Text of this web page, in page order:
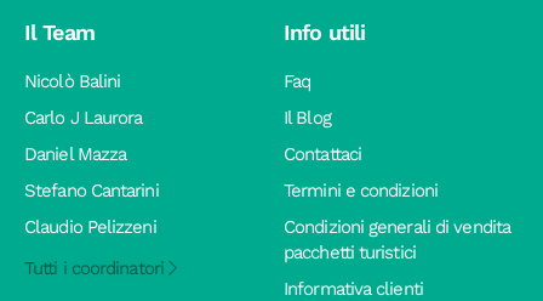
Il Team
Nicolò Balini
Carlo J Laurora
Daniel Mazza
Stefano Cantarini
Claudio Pelizzeni
Tutti i coordinatori
Info utili
Faq
Il Blog
Contattaci
Termini e condizioni
Condizioni generali di vendita
pacchetti turistici
Informativa clienti